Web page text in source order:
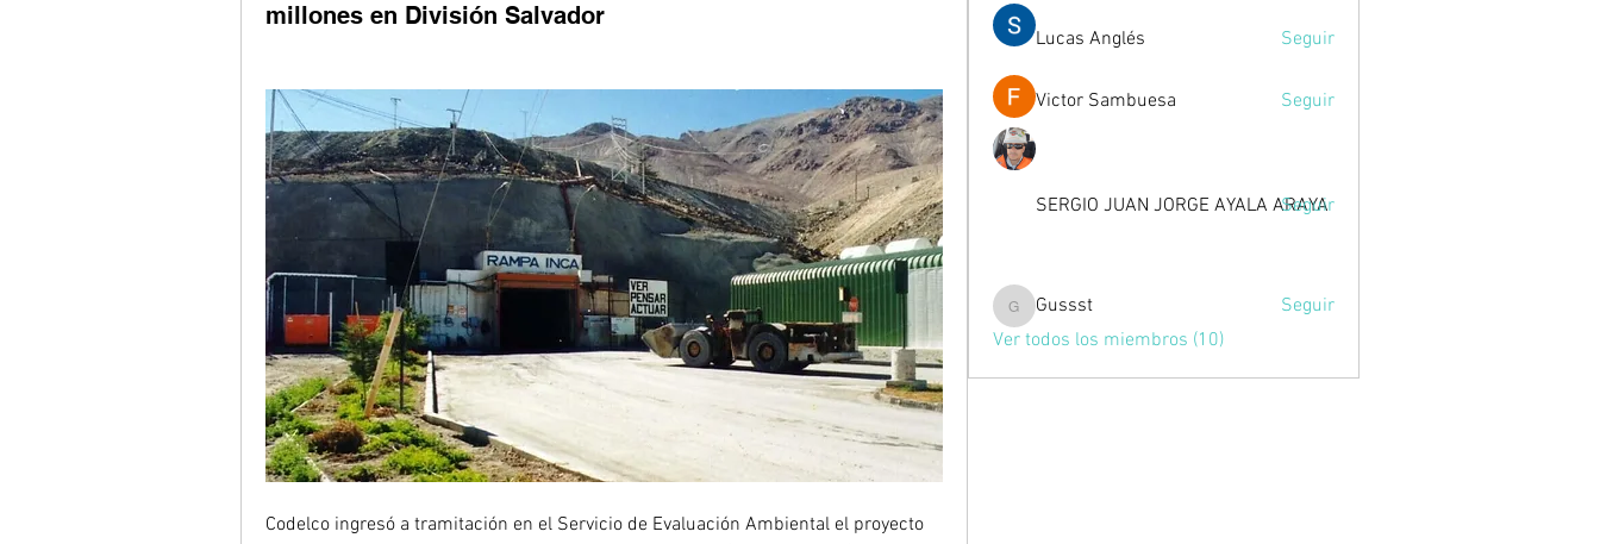
millones en División Salvador
Codelco ingresó a tramitación en el Servicio de Evaluación Ambiental el proyecto
Lucas Anglés Seguir
Victor Sambuesa Seguir
SERGIO JUAN JORGE AYALA ARAYA
Seguir
Gussst
Gussst
Seguir
Ver todos los miembros (10)